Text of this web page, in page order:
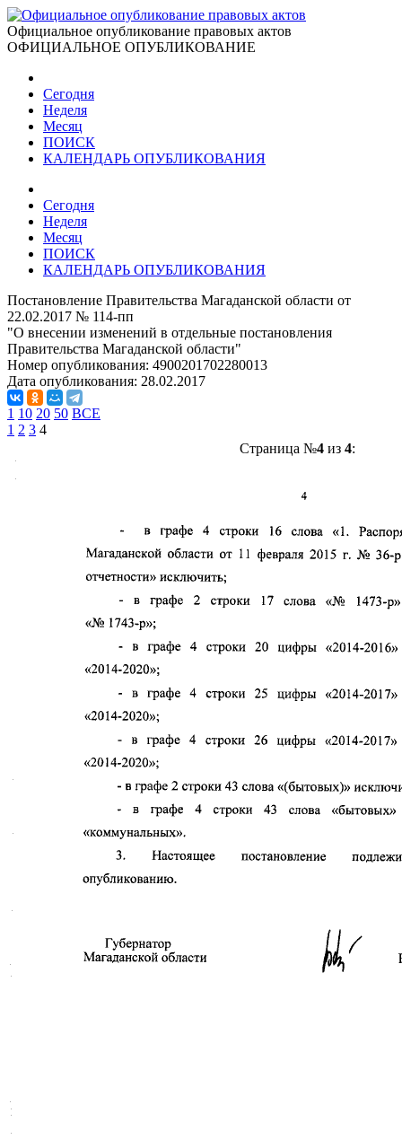
Официальное опубликование правовых актов
ОФИЦИАЛЬНОЕ ОПУБЛИКОВАНИЕ
Сегодня
Неделя
Месяц
ПОИСК
КАЛЕНДАРЬ ОПУБЛИКОВАНИЯ
Сегодня
Неделя
Месяц
ПОИСК
КАЛЕНДАРЬ ОПУБЛИКОВАНИЯ
Постановление Правительства Магаданской области от
22.02.2017 № 114-пп
"О внесении изменений в отдельные постановления
Правительства Магаданской области"
Номер опубликования: 4900201702280013
Дата опубликования: 28.02.2017
1 10 20 50 ВСЕ
1 2 3 4
Страница №4из 4: